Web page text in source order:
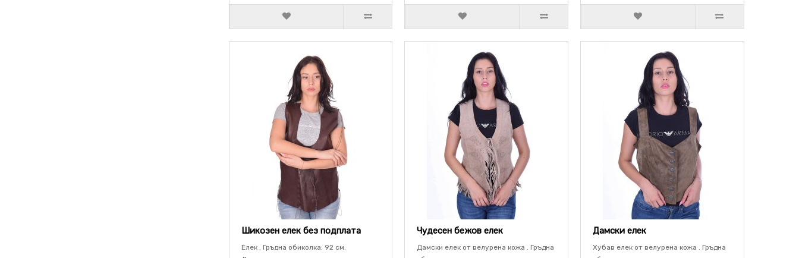
Шикозен елек без подплата
Елек . Гръдна обиколка: 92 см.
Чудесен бежов елек
Дамски елек от велурена кожа . Гръдна
Дамски елек
Хубав елек от велурена кожа . Гръдна